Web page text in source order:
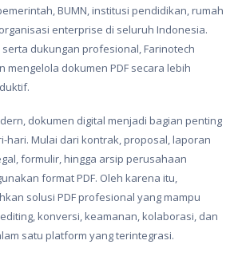
BUMN, institusi pendidikan, rumah
enterprise di seluruh Indonesia.
dukungan profesional, Farinotech
mengelola dokumen PDF secara lebih
dokumen digital menjadi bagian penting
hari. Mulai dari kontrak, proposal, laporan
formulir, hingga arsip perusahaan
format PDF. Oleh karena itu,
solusi PDF profesional yang mampu
konversi, keamanan, kolaborasi, dan
satu platform yang terintegrasi.